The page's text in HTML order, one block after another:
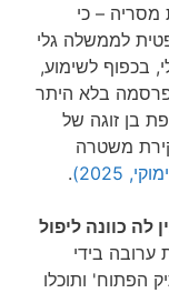
– כי
לממשלה גלי
בכפוף לשימוע,
בלא היתר
בן זוגה של
משטרה
2025)
.
לה כוונה ליפול
בידי
הפתוח' ותוכלו